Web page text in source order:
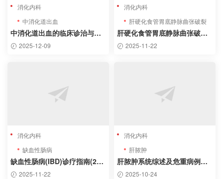
消化内科
中消化道出血
中消化道出血的临床诊治与危
重病例分析
2025-12-09
消化内科
肝硬化食管胃底静脉曲张破裂
出血
肝硬化食管胃底静脉曲张破裂
出血合并医源性食管破裂诊疗
方案
2025-11-22
消化内科
缺血性肠病
缺血性肠病(IBD)诊疗指南(202
5版)2025-11-22
消化内科
肝脓肿
肝脓肿系统综述及危重病例分
析 2025-10-24